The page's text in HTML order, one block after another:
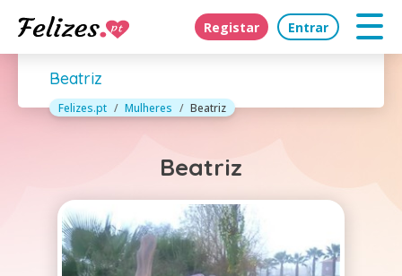
Registar Entrar
Beatriz
Felizes.pt Mulheres Beatriz
Beatriz